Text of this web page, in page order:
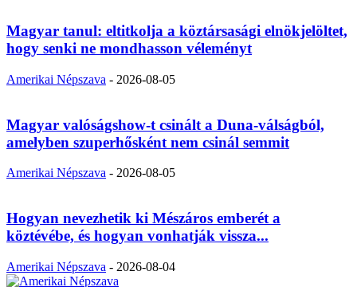
Magyar tanul: eltitkolja a köztársasági elnökjelöltet,
hogy senki ne mondhasson véleményt
Amerikai Népszava - 2026-08-05
Magyar valóságshow-t csinált a Duna-válságból,
amelyben szuperhősként nem csinál semmit
Amerikai Népszava - 2026-08-05
Hogyan nevezhetik ki Mészáros emberét a
köztévébe, és hogyan vonhatják vissza...
Amerikai Népszava - 2026-08-04